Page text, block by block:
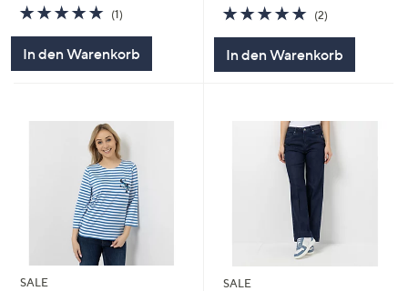
5.0
von
5
(1)
In den Warenkorb
5.0
von
5
(2)
In den Warenkorb
SALE
SALE